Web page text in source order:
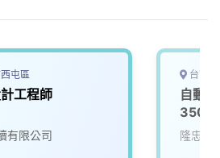
n
k
屯區
工程師
有限公司
台南
自動
隆忠企